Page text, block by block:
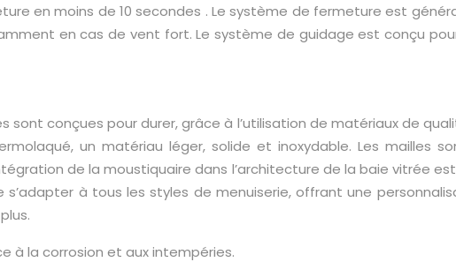
en moins de 10 secondes . Le système de fermeture est
en cas de vent fort. Le système de guidage est conçu
sont conçues pour durer, grâce à l’utilisation de matériaux de
un matériau léger, solide et inoxydable. Les mailles
de la moustiquaire dans l’architecture de la baie vitrée
à tous les styles de menuiserie, offrant une
à la corrosion et aux intempéries.